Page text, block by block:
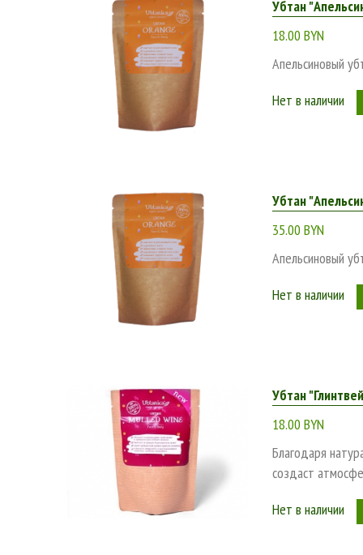
Убтан
18.00 BYN
Апельсиновый
Нет в наличии
Убтан
35.00 BYN
Апельсиновый
Нет в наличии
Убтан
18.00 BYN
Благодаря
создаст
Нет в наличии